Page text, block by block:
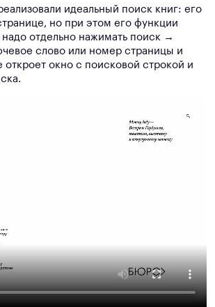
идеальный поиск книг: его
но при этом его функции
отдельно нажимать поиск →
слово или номер страницы и
откроет окно с поисковой строкой и